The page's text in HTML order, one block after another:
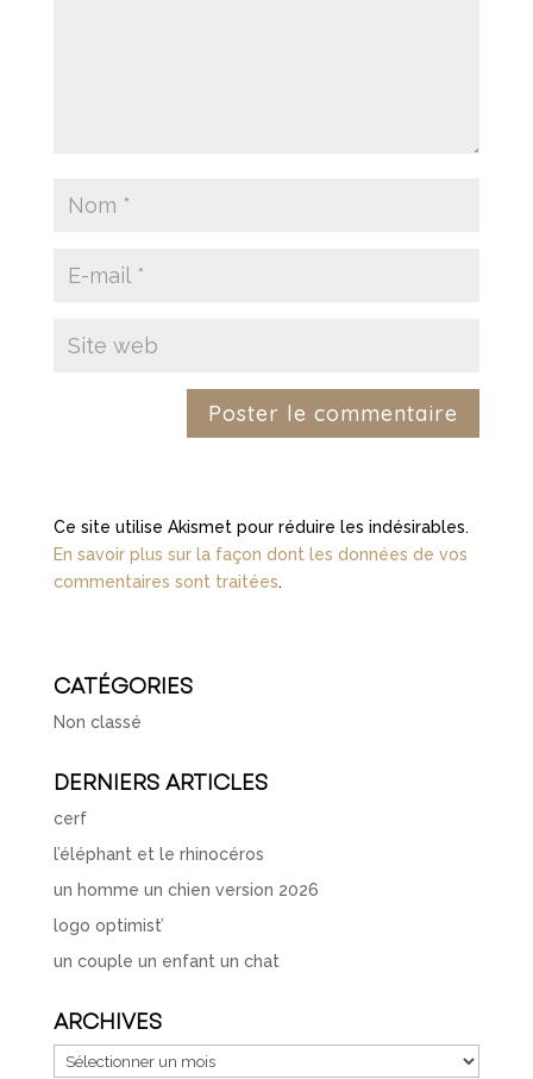
Ce site utilise Akismet pour réduire les indésirables.
En savoir plus sur la façon dont les données de vos
commentaires sont traitées.
CATÉGORIES
Non classé
DERNIERS ARTICLES
cerf
l’éléphant et le rhinocéros
un homme un chien version 2026
logo optimist’
un couple un enfant un chat
ARCHIVES
Archives